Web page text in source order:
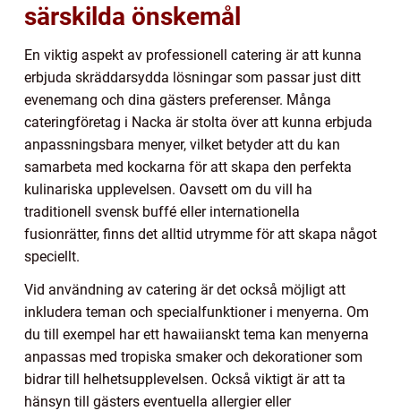
särskilda önskemål
En viktig aspekt av professionell catering är att kunna
erbjuda skräddarsydda lösningar som passar just ditt
evenemang och dina gästers preferenser. Många
cateringföretag i Nacka är stolta över att kunna erbjuda
anpassningsbara menyer, vilket betyder att du kan
samarbeta med kockarna för att skapa den perfekta
kulinariska upplevelsen. Oavsett om du vill ha
traditionell svensk buffé eller internationella
fusionrätter, finns det alltid utrymme för att skapa något
speciellt.
Vid användning av catering är det också möjligt att
inkludera teman och specialfunktioner i menyerna. Om
du till exempel har ett hawaiianskt tema kan menyerna
anpassas med tropiska smaker och dekorationer som
bidrar till helhetsupplevelsen. Också viktigt är att ta
hänsyn till gästers eventuella allergier eller